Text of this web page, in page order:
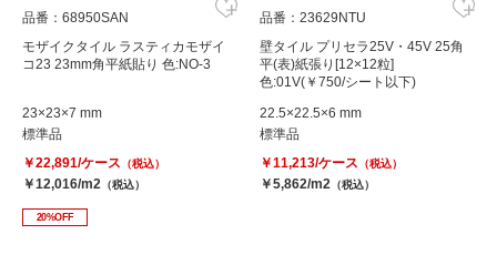
品番：68950SAN
モザイクタイル ラスティカモザイ
コ23 23mm角平紙貼り 色:NO-3
23×23×7 mm
標準品
￥22,891/ケース （税込）
￥12,016/m2 （税込）
20%OFF
品番：23629NTU
壁タイル プリセラ25V・45V 25角
平(表)紙張り[12×12粒]
色:01V(￥750/シート以下)
22.5×22.5×6 mm
標準品
￥11,213/ケース （税込）
￥5,862/m2 （税込）